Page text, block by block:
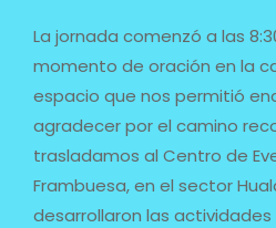
La jornada comenzó a las
momento de oración en la
espacio que nos permitió
agradecer por el camino
trasladamos al Centro de
Frambuesa, en el sector
desarrollaron las